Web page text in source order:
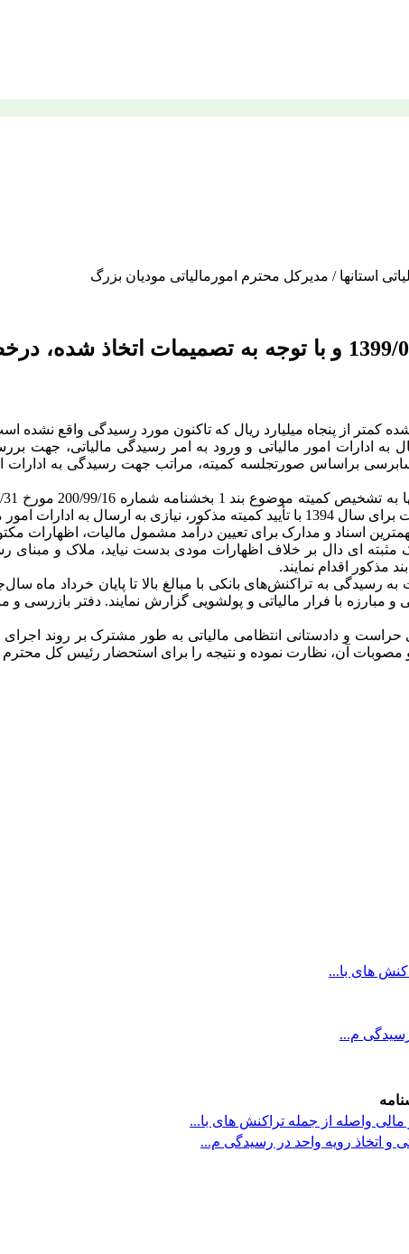
استانها / مدیرکل محترم امورمالیاتی مودیان بزرگ
در اجرای بخشنامه شماره 200/99/16 مورخ 1399/01/31 و با
در صورت لزوم به حسابرسی براساس صورتجلسه کمیته، مراتب جهت رسیدگی
برای رسیدگی ندارند.
18 بخشنامه شماره 200/99/16 مورخ 1399/01/31 یکی از مهمترین اسناد و مدارک برای تعیین
1397 و قبل از آن، اسناد و مدارک مثبته ای دال بر خلاف اظهارات مودی بدست
مذکور اقدام نمایند.
با فرار مالیاتی و پولشویی گزارش نمایند. دفتر بازرسی و
و دادستانی انتظامی مالیاتی به طور مشترک بر روند اجرای
های با...
رسیدگی م...
واصله از جمله تراکنش های با...
و اتخاذ رویه واحد در رسیدگی م...